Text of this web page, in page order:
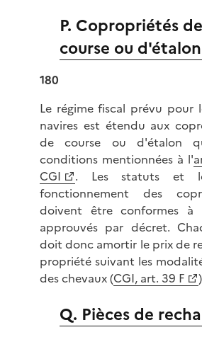
P. Copropriétés
course ou d'étalon
180
Le régime fiscal prévu pour
navires est étendu aux
de course ou d'étalon
conditions mentionnées à l'
CGI
. Les statuts et
fonctionnement des
doivent être conformes à
approuvés par décret.
doit donc amortir le prix de
propriété suivant les
des chevaux (CGI, art. 39 F
Q. Pièces de